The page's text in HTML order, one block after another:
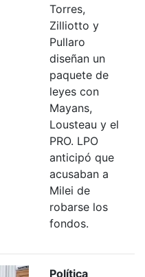
Torres,
Zilliotto y
Pullaro
diseñan un
paquete de
leyes con
Mayans,
Lousteau y el
PRO. LPO
anticipó que
acusaban a
Milei de
robarse los
fondos.
Política